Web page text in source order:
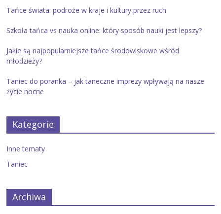
Tańce świata: podroże w kraje i kultury przez ruch
Szkoła tańca vs nauka online: który sposób nauki jest lepszy?
Jakie są najpopularniejsze tańce środowiskowe wśród
młodzieży?
Taniec do poranka – jak taneczne imprezy wpływają na nasze
życie nocne
Kategorie
Inne tematy
Taniec
Archiwa